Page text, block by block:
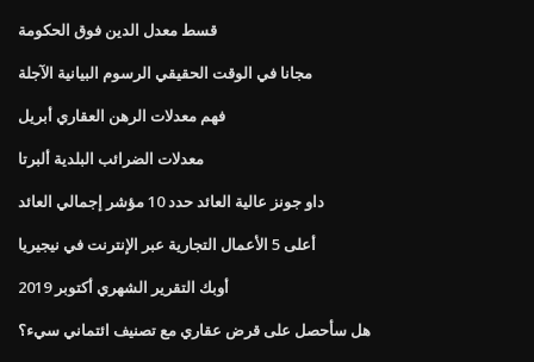
قسط معدل الدين فوق الحكومة
مجانا في الوقت الحقيقي الرسوم البيانية الآجلة
فهم معدلات الرهن العقاري أبريل
معدلات الضرائب البلدية ألبرتا
داو جونز عالية العائد حدد 10 مؤشر إجمالي العائد
أعلى 5 الأعمال التجارية عبر الإنترنت في نيجيريا
أوبك التقرير الشهري أكتوبر 2019
هل سأحصل على قرض عقاري مع تصنيف ائتماني سيء؟